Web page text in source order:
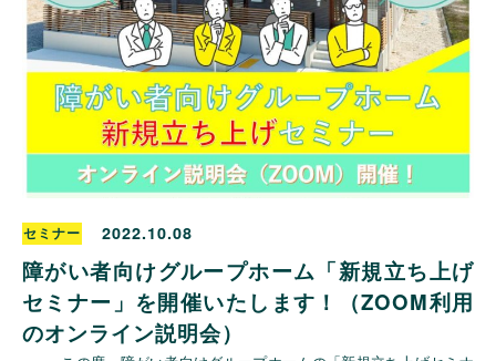
セミナー 2022.10.08
障がい者向けグループホーム「新規立ち上げ
セミナー」を開催いたします！（ZOOM利用
のオンライン説明会）